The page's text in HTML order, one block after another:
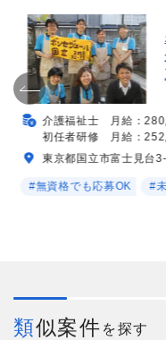
介護福祉士 月給：
初任者研修 月給：
東京都国立市富士見台
#無資格でも応募OK #
類似案件 を探す